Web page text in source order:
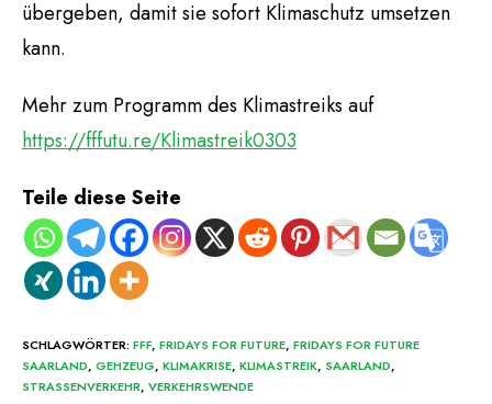
übergeben, damit sie sofort Klimaschutz umsetzen
kann.
Mehr zum Programm des Klimastreiks auf
https://fffutu.re/Klimastreik0303
Teile diese Seite
SCHLAGWÖRTER: FFF, FRIDAYS FOR FUTURE, FRIDAYS FOR FUTURE
SAARLAND, GEHZEUG, KLIMAKRISE, KLIMASTREIK, SAARLAND,
STRASSENVERKEHR , VERKEHRSWENDE